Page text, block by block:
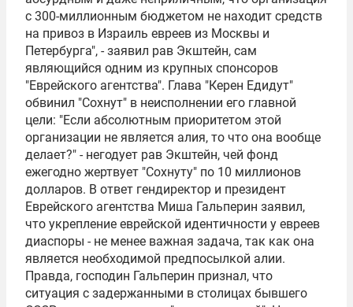
с 300-миллионным бюджетом не находит средств
на привоз в Израиль евреев из Москвы и
Петербурга", - заявил рав Экштейн, сам
являющийся одним из крупных спонсоров
"Еврейского агентства". Глава "Керен Едидут"
обвинил "Сохнут" в неисполнении его главной
цели: "Если абсолютным приоритетом этой
организации не является алия, то что она вообще
делает?" - негодует рав Экштейн, чей фонд
ежегодно жертвует "Сохнуту" по 10 миллионов
долларов. В ответ гендиректор и президент
Еврейского агентства Миша Гальперин заявил,
что укрепление еврейской идентичности у евреев
диаспоры - не менее важная задача, так как она
является необходимой предпосылкой алии.
Правда, господин Гальперин признал, что
ситуация с задержанными в столицах бывшего